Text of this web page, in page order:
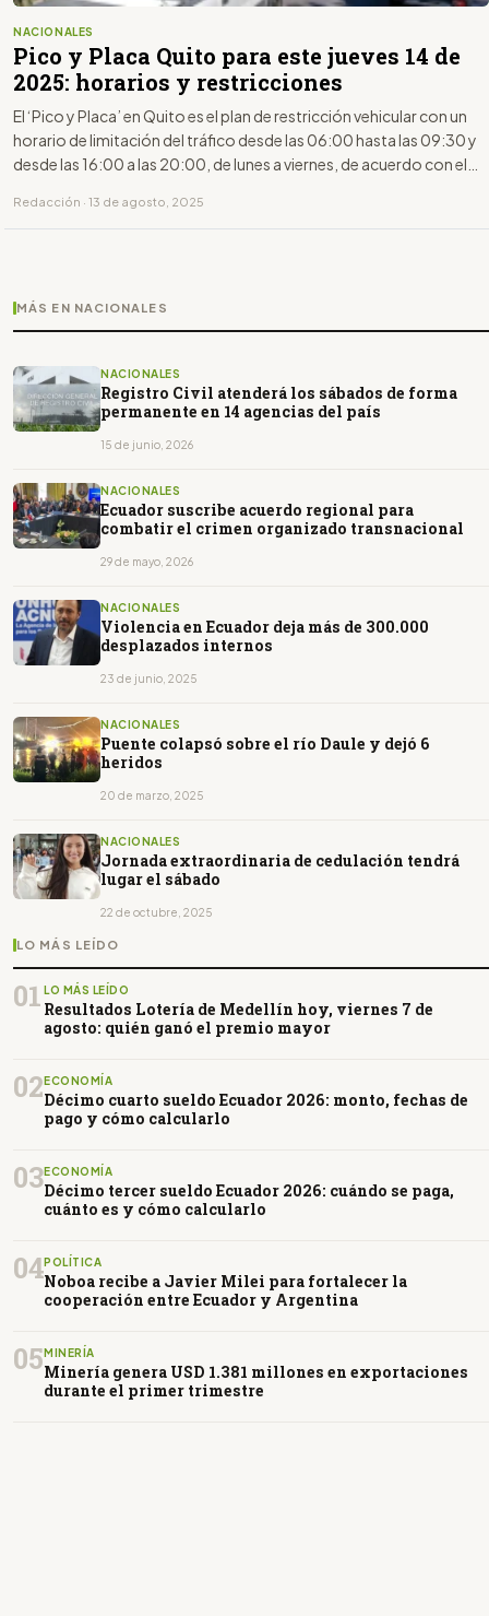
NACIONALES
Pico y Placa Quito para este jueves 14 de
2025: horarios y restricciones
El ‘Pico y Placa’ en Quito es el plan de restricción vehicular con un
horario de limitación del tráfico desde las 06:00 hasta las 09:30 y
desde las 16:00 a las 20:00, de lunes a viernes, de acuerdo con el
Redacción · 13 de agosto, 2025
MÁS EN NACIONALES
NACIONALES
Registro Civil atenderá los sábados de forma
permanente en 14 agencias del país
15 de junio, 2026
NACIONALES
Ecuador suscribe acuerdo regional para
combatir el crimen organizado transnacional
29 de mayo, 2026
NACIONALES
Violencia en Ecuador deja más de 300.000
desplazados internos
23 de junio, 2025
NACIONALES
Puente colapsó sobre el río Daule y dejó 6
heridos
20 de marzo, 2025
NACIONALES
Jornada extraordinaria de cedulación tendrá
lugar el sábado
22 de octubre, 2025
LO MÁS LEÍDO
01 LO MÁS LEÍDO
Resultados Lotería de Medellín hoy, viernes 7 de
agosto: quién ganó el premio mayor
02 ECONOMÍA
Décimo cuarto sueldo Ecuador 2026: monto, fechas de
pago y cómo calcularlo
03ECONOMÍA
Décimo tercer sueldo Ecuador 2026: cuándo se paga,
cuánto es y cómo calcularlo
04POLÍTICA
Noboa recibe a Javier Milei para fortalecer la
cooperación entre Ecuador y Argentina
05 MINERÍA
Minería genera USD 1.381 millones en exportaciones
durante el primer trimestre